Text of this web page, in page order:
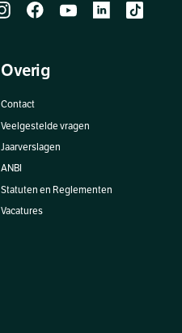
Overig
Contact
Veelgestelde vragen
Jaarverslagen
ANBI
Statuten en Reglementen
Vacatures